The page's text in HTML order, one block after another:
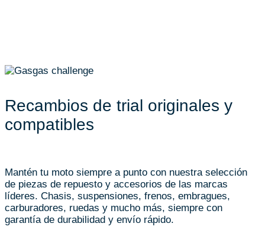
Recambios de trial originales y
compatibles
Mantén tu moto siempre a punto con nuestra selección
de piezas de repuesto y accesorios de las marcas
líderes. Chasis, suspensiones, frenos, embragues,
carburadores, ruedas y mucho más, siempre con
garantía de durabilidad y envío rápido.